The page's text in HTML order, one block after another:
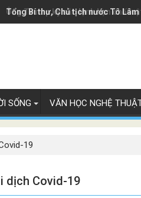
Ông Trump ký sắc lệnh hạn chế
Tổng Bí thư, Chủ tịch nước Tô Lâm
SỐNG VĂN HỌC NGHỆ
19
dịch Covid-19